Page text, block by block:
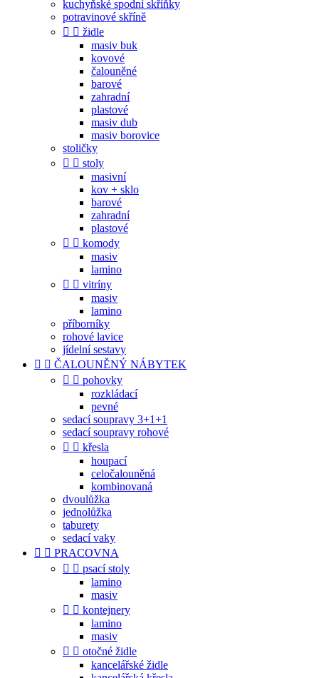
kuchyňské spodní skříňky
potravinové skříně
  židle
masiv buk
kovové
čalouněné
barové
zahradní
plastové
masiv dub
masiv borovice
stoličky
  stoly
masivní
kov + sklo
barové
zahradní
plastové
  komody
masiv
lamino
  vitríny
masiv
lamino
příborníky
rohové lavice
jídelní sestavy
  ČALOUNĚNÝ NÁBYTEK
  pohovky
rozkládací
pevné
sedací soupravy 3+1+1
sedací soupravy rohové
  křesla
houpací
celočalouněná
kombinovaná
dvoulůžka
jednolůžka
taburety
sedací vaky
  PRACOVNA
  psací stoly
lamino
masiv
  kontejnery
lamino
masiv
  otočné židle
kancelářské židle